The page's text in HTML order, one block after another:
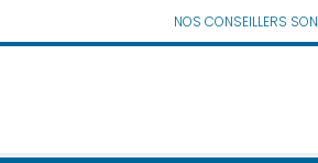
NOS CONSEILLERS